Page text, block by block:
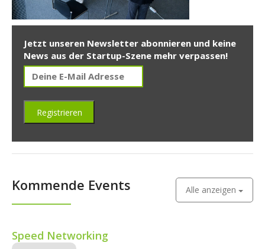
Jetzt unseren Newsletter abonnieren und keine
News aus der Startup-Szene mehr verpassen!
Kommende Events Alle anzeigen
Speed Networking